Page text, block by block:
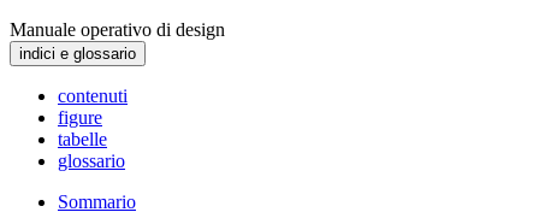
Manuale operativo di design
indici e glossario
contenuti
figure
tabelle
glossario
Sommario